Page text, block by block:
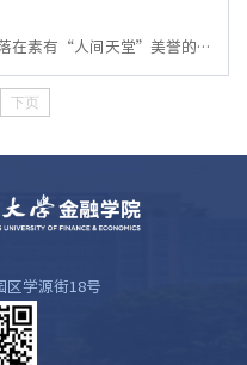
浙江财经大学金融学院坐落在素有“人间天堂”美誉的浙江省杭州市，学院始于1986年的基建财务与信用系，在此基础上于1999年成立金融学院。学院师资队伍人才荟萃、学科特色优势明显、教学科研成果丰硕、人才培养成效显著，近年来，针对金融科技、金融大数据等一系列金融大变革背景，加强境内外的人才培养与师资互动，并强化与新兴金融交叉融合，探索“科研训练-学科竞赛-实践基地”互相融合的创新实践教学，形成了“互动•融合•...
下页
区学源街18号